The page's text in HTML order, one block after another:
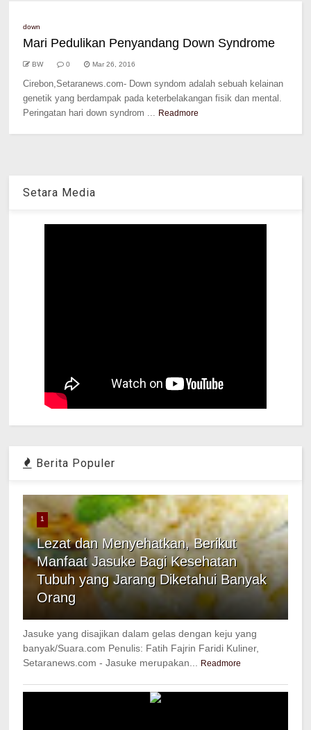
down
Mari Pedulikan Penyandang Down Syndrome
BW 0 Mar 26, 2016
Cirebon,Setaranews.com- Down syndom adalah sebuah kelainan
genetik yang berdampak pada keterbelakangan fisik dan mental.
Peringatan hari down syndrom ... Readmore
Setara Media
Berita Populer
1
Lezat dan Menyehatkan, Berikut
Manfaat Jasuke Bagi Kesehatan
Tubuh yang Jarang Diketahui Banyak
Orang
Jasuke yang disajikan dalam gelas dengan keju yang
banyak/Suara.com Penulis: Fatih Fajrin Faridi Kuliner,
Setaranews.com - Jasuke merupakan...
Readmore